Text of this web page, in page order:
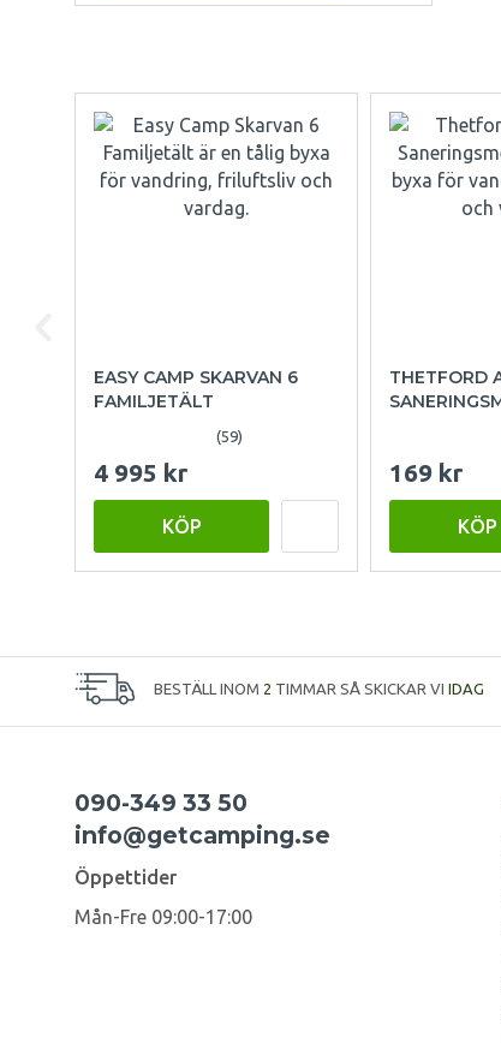
EASY CAMP SKARVAN 6
FAMILJETÄLT
(59)
4 995 kr
KÖP
THETFORD
169 kr
KÖP
BESTÄLL INOM 2 TIMMAR SÅ SKICKAR VI IDAG
090-349 33 50
info@getcamping.se
Öppettider
Mån-Fre 09:00-17:00